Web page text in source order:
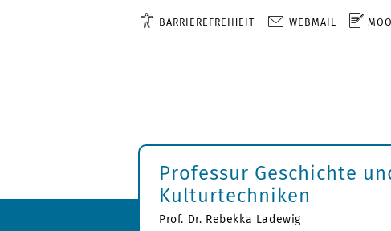
BARRIEREFREIHEIT WEBMAIL
Professur Geschichte
Kulturtechniken
Prof. Dr. Rebekka Ladewig